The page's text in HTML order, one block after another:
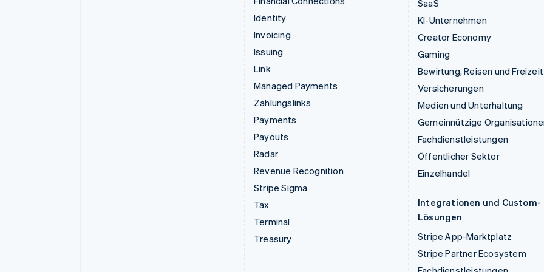
Identity
Invoicing
Issuing
Link
Managed Payments
Zahlungslinks
Payments
Payouts
Radar
Revenue Recognition
Stripe Sigma
Tax
Terminal
Treasury
SaaS
KI-Unternehmen
Creator Economy
Gaming
Bewirtung, Reisen und Freizeit
Versicherungen
Medien und Unterhaltung
Gemeinnützige
Fachdienstleistungen
Öffentlicher Sektor
Einzelhandel
Integrationen und Custom-
Lösungen
Stripe App-Marktplatz
Stripe Partner Ecosystem